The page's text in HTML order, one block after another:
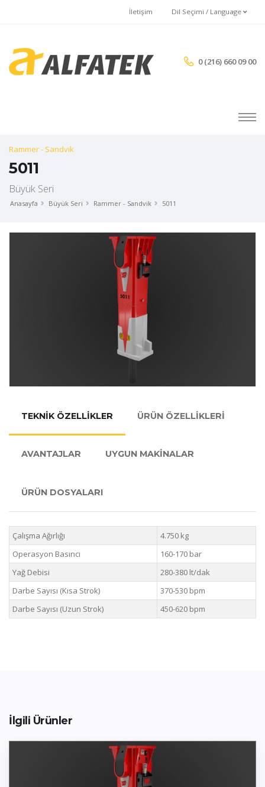
İletişim Dil Seçimi / Language
0 (216) 660 09 00
Rammer - Sandvik
5011
Büyük Seri
Anasayfa Büyük Seri Rammer - Sandvik 5011
TEKNİK ÖZELLİKLER ÜRÜN ÖZELLİKLERİ
AVANTAJLAR UYGUN MAKİNALAR
ÜRÜN DOSYALARI
Çalışma Ağırlığı
4.750 kg
Operasyon Basıncı
160-170 bar
Yağ Debisi
280-380 lt/dak
Darbe Sayısı (Kısa Strok)
370-530 bpm
Darbe Sayısı (Uzun Strok)
450-620 bpm
İlgili Ürünler